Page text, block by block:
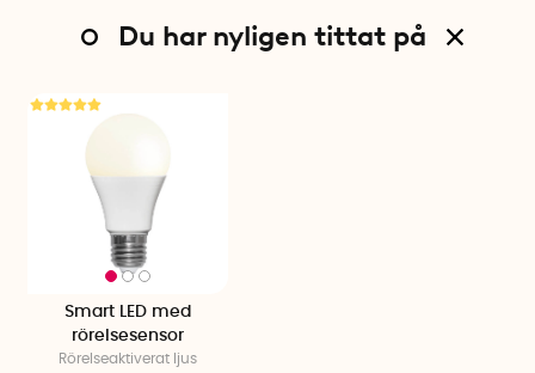
Du har nyligen tittat på
Smart LED med
rörelsesensor
Rörelseaktiverat ljus